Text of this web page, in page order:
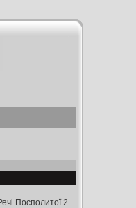
Посполитої 2